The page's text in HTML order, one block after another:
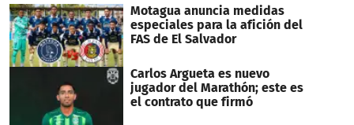
Motagua anuncia medidas
especiales para la afición del
FAS de El Salvador
Carlos Argueta es nuevo
jugador del Marathón; este es
el contrato que firmó